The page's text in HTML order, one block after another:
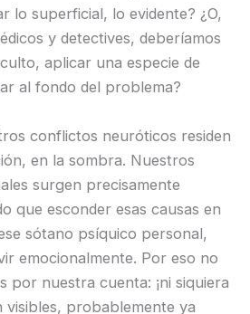
lo superficial, lo evidente? ¿O,
y detectives, deberíamos
aplicar una especie de
al fondo del problema?
conflictos neuróticos residen
en la sombra. Nuestros
surgen precisamente
que esconder esas causas en
sótano psíquico personal,
emocionalmente. Por eso no
por nuestra cuenta: ¡ni siquiera
visibles, probablemente ya